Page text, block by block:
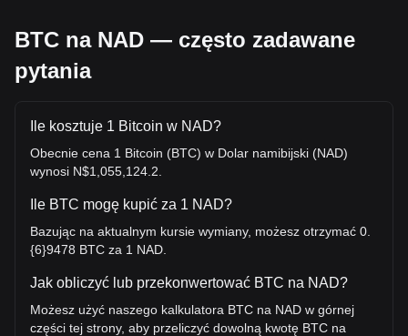
BTC na NAD — często zadawane
pytania
Ile kosztuje 1 Bitcoin w NAD?
Obecnie cena 1 Bitcoin (BTC) w Dolar namibijski (NAD)
wynosi N$1,055,124.2.
Ile BTC mogę kupić za 1 NAD?
Bazując na aktualnym kursie wymiany, możesz otrzymać 0.
{6}9478 BTC za 1 NAD.
Jak obliczyć lub przekonwertować BTC na NAD?
Możesz użyć naszego kalkulatora BTC na NAD w górnej
części tej strony, aby przeliczyć dowolną kwotę BTC na